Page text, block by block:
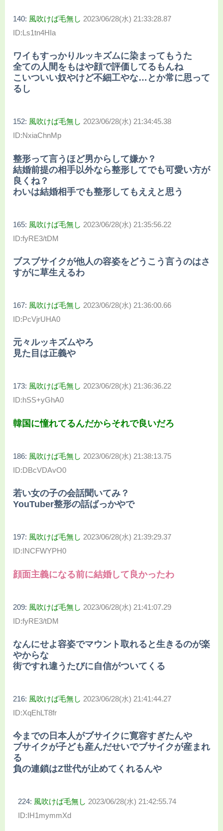
140: 風吹けば毛無し 2023/06/28(水) 21:33:28.87
ID:Ls1tn4HIa
ワイもすっかりルッキズムに染まってもうた
全ての人間をもはや顔で評価してるもんね
こいついい奴やけど不細工やな…とか常に思って
るし
152: 風吹けば毛無し 2023/06/28(水) 21:34:45.38
ID:NxiaChnMp
整形って言うほど男からして嫌か？
結婚前提の相手以外なら整形してでも可愛い方が
良くね？
わいは結婚相手でも整形してもええと思う
165: 風吹けば毛無し 2023/06/28(水) 21:35:56.22
ID:fyRE3/tDM
ブスブサイクが他人の容姿をどうこう言うのはさ
すがに草生えるわ
167: 風吹けば毛無し 2023/06/28(水) 21:36:00.66
ID:PcVjrUHA0
元々ルッキズムやろ
見た目は正義や
173: 風吹けば毛無し 2023/06/28(水) 21:36:36.22
ID:hSS+yGhA0
韓国に憧れてるんだからそれで良いだろ
186: 風吹けば毛無し 2023/06/28(水) 21:38:13.75
ID:DBcVDAvO0
若い女の子の会話聞いてみ？
YouTuber整形の話ばっかやで
197: 風吹けば毛無し 2023/06/28(水) 21:39:29.37
ID:INCFWYPH0
顔面主義になる前に結婚して良かったわ
209: 風吹けば毛無し 2023/06/28(水) 21:41:07.29
ID:fyRE3/tDM
なんにせよ容姿でマウント取れると生きるのが楽
やからな
街ですれ違うたびに自信がついてくる
216: 風吹けば毛無し 2023/06/28(水) 21:41:44.27
ID:XqEhLT8fr
今までの日本人がブサイクに寛容すぎたんや
ブサイクが子ども産んだせいでブサイクが産まれ
る
負の連鎖はZ世代が止めてくれるんや
224: 風吹けば毛無し 2023/06/28(水) 21:42:55.74
ID:IH1mymmXd